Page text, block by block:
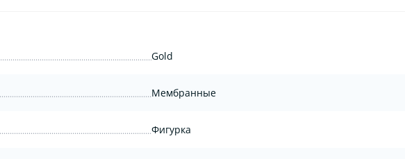
Gold
Мембранные
Фигурка